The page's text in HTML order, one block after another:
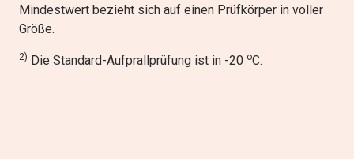
Mindestwert bezieht sich auf einen Prüfkörper in voller
Größe.
2) Die Standard-Aufprallprüfung ist in -20 oC.